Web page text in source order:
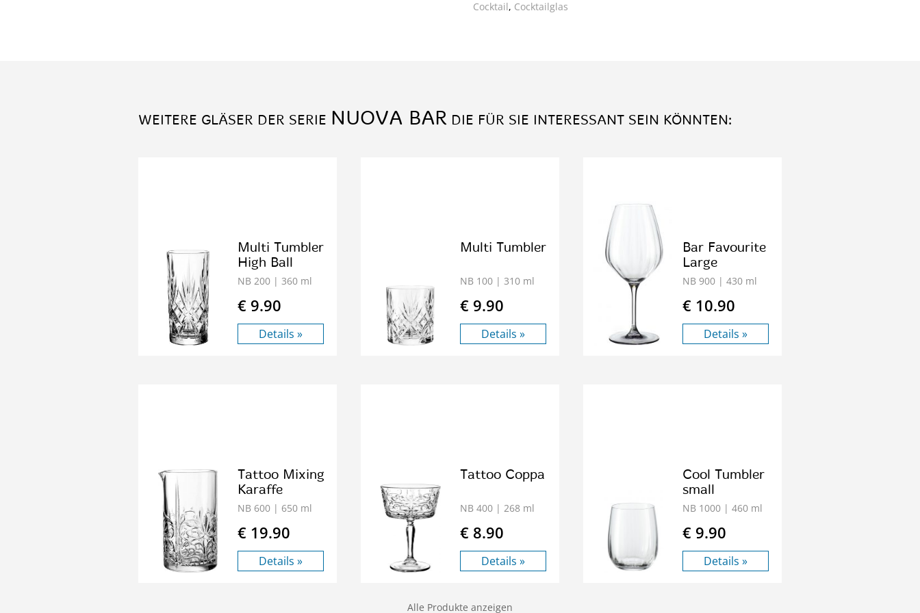
Cocktail, Cocktailglas
WEITERE GLÄSER DER SERIE NUOVA BAR DIE FÜR SIE INTERESSANT SEIN KÖNNTEN:
Multi Tumbler
High Ball
NB 200 | 360 ml
€ 9.90
Details »
Multi Tumbler
NB 100 | 310 ml
€ 9.90
Details »
Bar Favourite
Large
NB 900 | 430 ml
€ 10.90
Details »
Tattoo Mixing
Karaffe
NB 600 | 650 ml
€ 19.90
Details »
Tattoo Coppa
NB 400 | 268 ml
€ 8.90
Details »
Cool Tumbler
small
NB 1000 | 460 ml
€ 9.90
Details »
Alle Produkte anzeigen